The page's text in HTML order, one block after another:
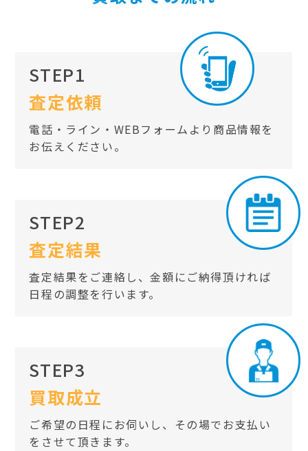
STEP1
査定依頼
電話・ライン・WEBフォームより商品情報を
お伝えください。
STEP2
査定結果
査定結果をご連絡し、金額にご納得頂ければ
日程の調整を行います。
STEP3
買取成立
ご希望の日程にお伺いし、その場でお支払い
をさせて頂きます。